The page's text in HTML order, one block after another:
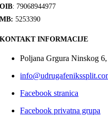
OIB: 79068944977
MB: 5253390
KONTAKT INFORMACIJE
Poljana Grgura Ninskog
Facebook stranica
Facebook privatna grupa